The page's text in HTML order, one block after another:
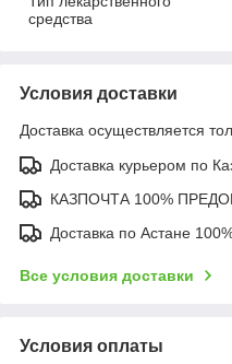
средства
Условия доставки
Доставка осуществляется
Доставка курьером по
КАЗПОЧТА 100%
Доставка по Астане
Все условия доставки
Условия оплаты